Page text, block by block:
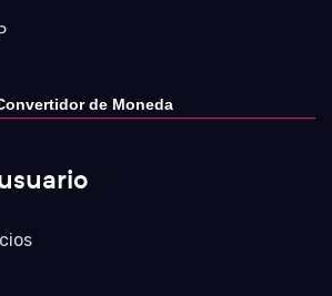
de Moneda